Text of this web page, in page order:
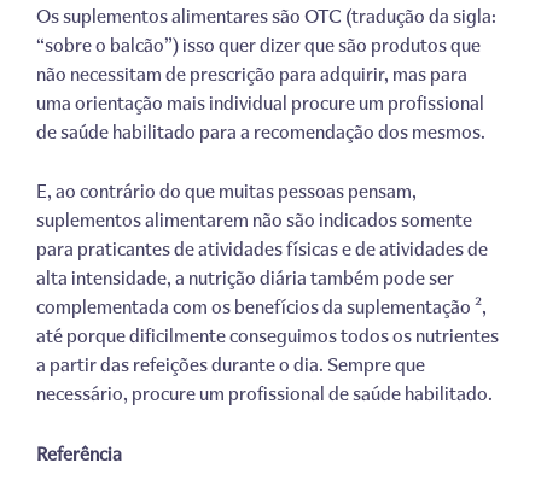
Os suplementos alimentares são OTC (tradução da sigla:
“sobre o balcão”) isso quer dizer que são produtos que
não necessitam de prescrição para adquirir, mas para
uma orientação mais individual procure um profissional
de saúde habilitado para a recomendação dos mesmos.
E, ao contrário do que muitas pessoas pensam,
suplementos alimentarem não são indicados somente
para praticantes de atividades físicas e de atividades de
alta intensidade, a nutrição diária também pode ser
complementada com os benefícios da suplementação ²,
até porque dificilmente conseguimos todos os nutrientes
a partir das refeições durante o dia. Sempre que
necessário, procure um profissional de saúde habilitado.
Referência